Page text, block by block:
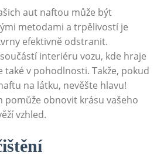
aut naftou může být
metodami a trpělivostí je
efektivně odstranit.
interiéru vozu, kde hraje
také v pohodlnosti. Takže, pokud
na látku, nevěšte hlavu!
pomůže obnovit krásu vašeho
vzhled.